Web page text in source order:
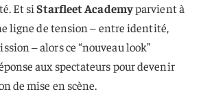
Et siStarfleet Academyparvient à
ligne de tension – entre identité,
– alors ce “nouveau look”
aux spectateurs pour devenir
de mise en scène.